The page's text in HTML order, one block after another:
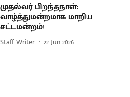
முதல்வர் பிறந்தநாள்:
வாழ்த்துமன்றமாக மாறிய
சட்டமன்றம்!
Staff Writer 22 Jun 2026